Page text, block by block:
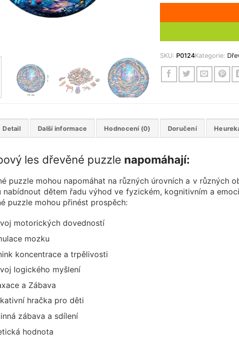
SKU: P0124Kategorie:
Detail Další informace Hodnocení (0) Doručení
les dřevěné puzzle napomáhají:
puzzle mohou napomáhat na různých úrovních a v různých
nabídnout dětem řadu výhod ve fyzickém, kognitivním a
puzzle mohou přinést prospěch:
motorických dovedností
mozku
koncentrace a trpělivosti
logického myšlení
a Zábava
hračka pro děti
zábava a sdílení
hodnota